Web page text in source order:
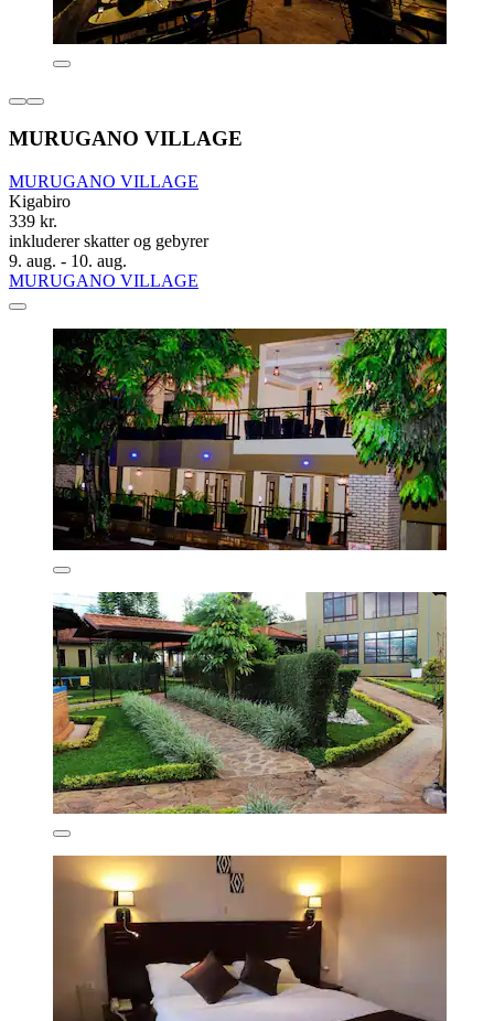
MURUGANO VILLAGE
MURUGANO VILLAGE
Kigabiro
339 kr.
inkluderer skatter og gebyrer
9. aug. - 10. aug.
MURUGANO VILLAGE